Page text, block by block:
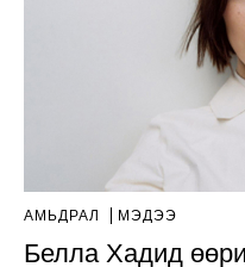
АМЬДРАЛ МЭДЭЭ
Белла Хадид